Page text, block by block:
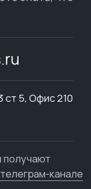
ст 5, Офис 210
получают
телеграм-канале